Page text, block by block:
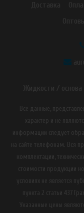
Доставка
Жидкости /
Все данные,
характер и не
информации следует
на сайте телефонам. Вся
комплектации,
стоимости продукции
условиях не является
пункта 2 статьи 437
Указанные цены